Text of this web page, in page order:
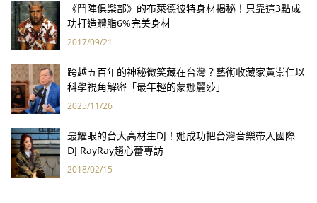
《鬥陣俱樂部》的布萊德彼特身材揭秘！只靠這3點成
功打造體脂6%完美身材
2017/09/21
跨越五百年的神秘微笑藏在台灣？藝術收藏家黃崇仁以
科學視角解密「最年輕的蒙娜麗莎」
2025/11/26
最耀眼的台大高材生DJ！她成功把台灣音樂帶入國際
DJ RayRay趙心蕾專訪
2018/02/15